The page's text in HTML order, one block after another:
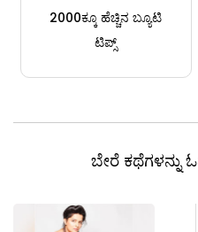
2000ಕ್ಕೂ ಹೆಚ್ಚಿನ ಬ್ಯೂಟಿ
ಟಿಪ್ಸ್
ಬೇರೆ ಕಥೆಗಳನ್ನು